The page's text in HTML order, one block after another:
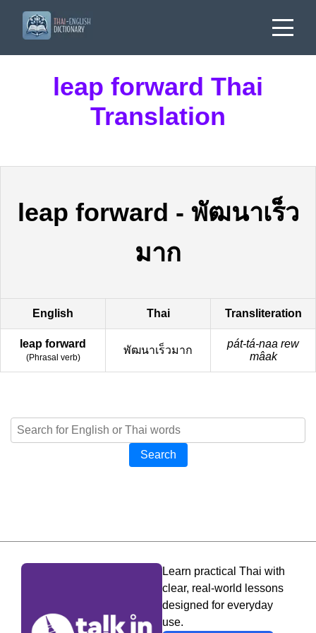
leap forward Thai
Translation
leap forward - พัฒนาเร็ว
มาก
English Thai Transliteration
leap forward
(Phrasal verb)
พัฒนาเร็วมาก
pát-tá-naa rew
mâak
Search
Learn practical Thai with
clear, real-world lessons
designed for everyday
use.